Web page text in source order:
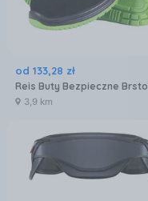
od 133,28 zł
3,9 km